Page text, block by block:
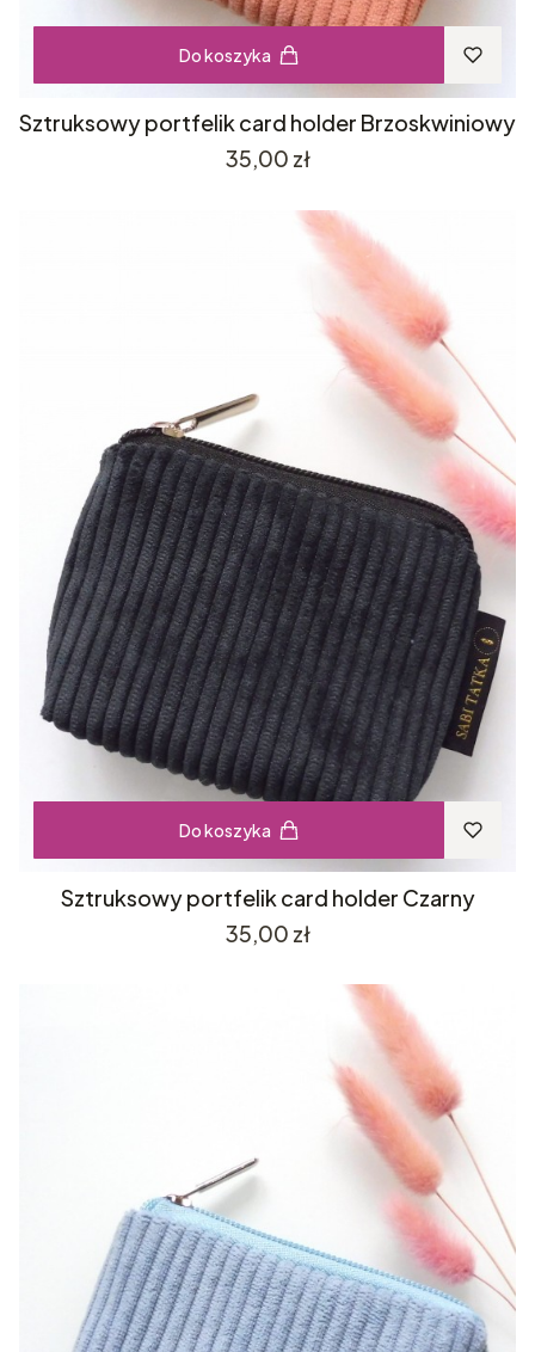
Do koszyka
Sztruksowy portfelik card holder Brzoskwiniowy
Cena
35,00 zł
Do koszyka
Sztruksowy portfelik card holder Czarny
Cena
35,00 zł